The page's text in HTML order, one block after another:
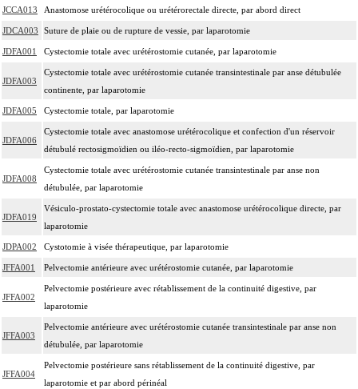
JCCA013 Anastomose urétérocolique ou urétérorectale directe, par abord direct
JDCA003 Suture de plaie ou de rupture de vessie, par laparotomie
JDFA001 Cystectomie totale avec urétérostomie cutanée, par laparotomie
JDFA003
Cystectomie totale avec urétérostomie cutanée transintestinale par anse détubulée
continente, par laparotomie
JDFA005 Cystectomie totale, par laparotomie
JDFA006
Cystectomie totale avec anastomose urétérocolique et confection d'un réservoir
détubulé rectosigmoïdien ou iléo-recto-sigmoïdien, par laparotomie
JDFA008
Cystectomie totale avec urétérostomie cutanée transintestinale par anse non
détubulée, par laparotomie
JDFA019
Vésiculo-prostato-cystectomie totale avec anastomose urétérocolique directe, par
laparotomie
JDPA002 Cystotomie à visée thérapeutique, par laparotomie
JFFA001 Pelvectomie antérieure avec urétérostomie cutanée, par laparotomie
JFFA002
Pelvectomie postérieure avec rétablissement de la continuité digestive, par
laparotomie
JFFA003
Pelvectomie antérieure avec urétérostomie cutanée transintestinale par anse non
détubulée, par laparotomie
JFFA004
Pelvectomie postérieure sans rétablissement de la continuité digestive, par
laparotomie et par abord périnéal